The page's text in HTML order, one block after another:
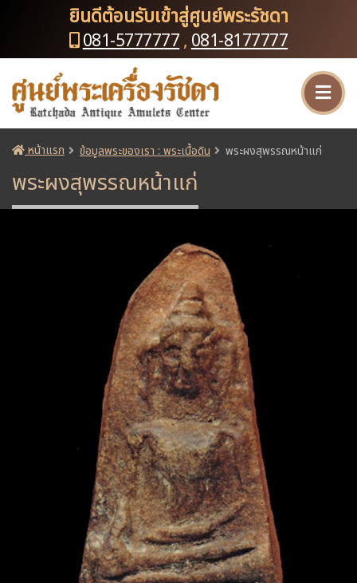
ยินดีต้อนรับเข้าสู่ศูนย์พระรัชดา
081-5777777, 081-8177777
หน้าแรก ข้อมูลพระของเรา : พระเนื้อดิน พระผงสุพรรณหน้าแก่
พระผงสุพรรณหน้าแก่